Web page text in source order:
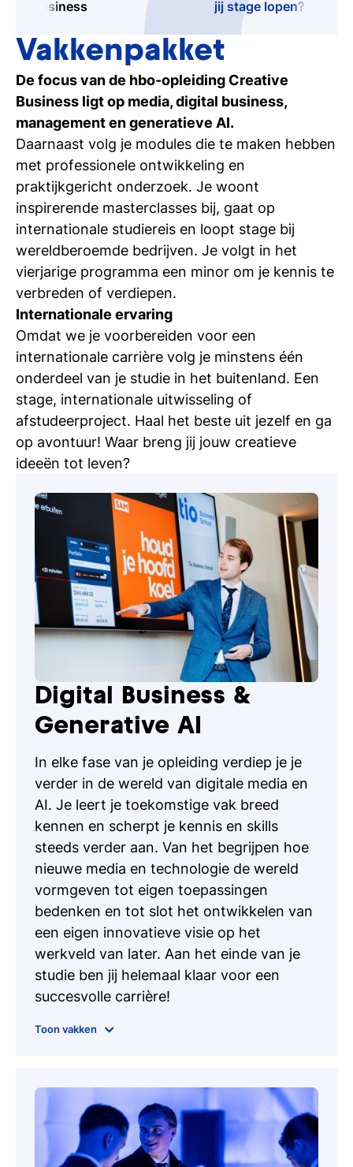
Business jij stage lopen?
Vakkenpakket
De focus van de hbo-opleiding Creative
Business ligt op media, digital business,
management en generatieve AI.
Daarnaast volg je modules die te maken hebben
met professionele ontwikkeling en
praktijkgericht onderzoek. Je woont
inspirerende masterclasses bij, gaat op
internationale studiereis en loopt stage bij
wereldberoemde bedrijven. Je volgt in het
vierjarige programma een minor om je kennis te
verbreden of verdiepen.
Internationale ervaring
Omdat we je voorbereiden voor een
internationale carrière volg je minstens één
onderdeel van je studie in het buitenland. Een
stage, internationale uitwisseling of
afstudeerproject. Haal het beste uit jezelf en ga
op avontuur! Waar breng jij jouw creatieve
ideeën tot leven?
Digital Business &
Generative AI
In elke fase van je opleiding verdiep je je
verder in de wereld van digitale media en
AI. Je leert je toekomstige vak breed
kennen en scherpt je kennis en skills
steeds verder aan. Van het begrijpen hoe
nieuwe media en technologie de wereld
vormgeven tot eigen toepassingen
bedenken en tot slot het ontwikkelen van
een eigen innovatieve visie op het
werkveld van later. Aan het einde van je
studie ben jij helemaal klaar voor een
succesvolle carrière!
AI governance
Inside digital business
Opportunity design
Toon vakken